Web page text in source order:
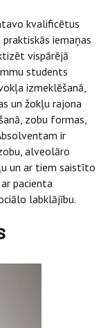
kvalificētus
iemaņas
vispārējā
students
izmeklēšanā,
un žokļu rajona
zobu formas,
ir
alveolāro
un ar tiem saistīto
pacienta
labklājību.